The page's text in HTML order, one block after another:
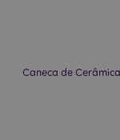
Caneca de